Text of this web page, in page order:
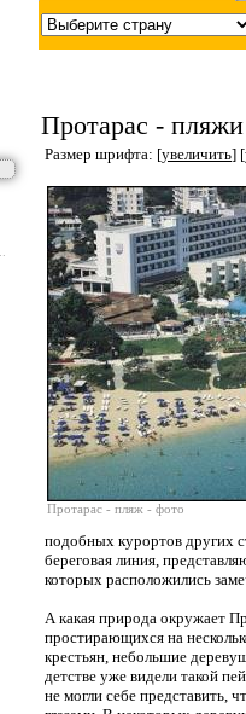
Протарас - пляжи
Размер шрифта: [увеличить] [
Протарас - пляж - фото
подобных курортов других
береговая линия,
которых расположились
А какая природа окружает
простирающихся на
крестьян, небольшие
детстве уже видели такой
не могли себе представить,